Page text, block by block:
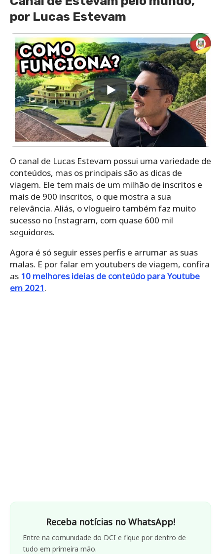
por Lucas Estevam
O canal de Lucas Estevam possui uma variedade de
conteúdos, mas os principais são as dicas de
viagem. Ele tem mais de um milhão de inscritos e
mais de 900 inscritos, o que mostra a sua
relevância. Aliás, o vlogueiro também faz muito
sucesso no Instagram, com quase 600 mil
seguidores.
Agora é só seguir esses perfis e arrumar as suas
malas. E por falar em youtubers de viagem, confira
as 10 melhores ideias de conteúdo para Youtube
em 2021.
Receba notícias no WhatsApp!
Entre na comunidade do DCI e fique por dentro de
tudo em primeira mão.